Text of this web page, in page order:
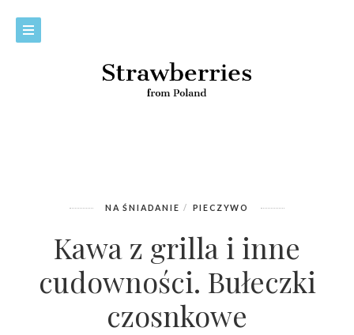
NA ŚNIADANIE PIECZYWO
Kawa z grilla i inne
cudowności. Bułeczki
czosnkowe